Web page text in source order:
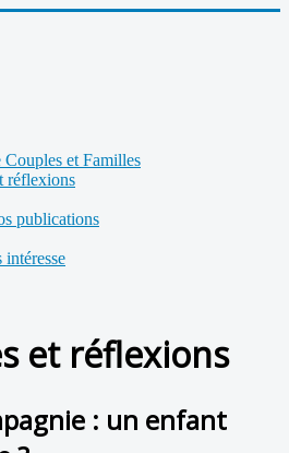
Couples et Familles
réflexions
publications
intéresse
et réflexions
: un enfant